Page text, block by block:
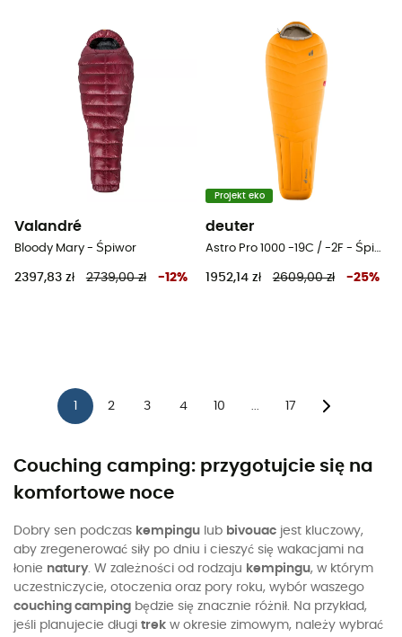
Valandré
Bloody Mary - Śpiwor
2397,83 zł 2739,00 zł -12%
Projekt eko
deuter
Astro Pro 1000 -19C / -2F - Śpiwor
1952,14 zł 2609,00 zł -25%
2 3 4 10 17
Couching camping: przygotujcie się na
komfortowe noce
Dobry sen podczas kempingu lub bivouac jest kluczowy,
aby zregenerować siły po dniu i cieszyć się wakacjami na
łonie natury. W zależności od rodzaju kempingu, w którym
uczestniczycie, otoczenia oraz pory roku, wybór waszego
couching camping będzie się znacznie różnił. Na przykład,
jeśli planujecie długi trek w okresie zimowym, należy wybrać